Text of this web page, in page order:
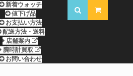
新着ウォッチ
値下げ品
お支払い方法
配送方法・送料
店舗案内
腕時計買取
お問い合わせ